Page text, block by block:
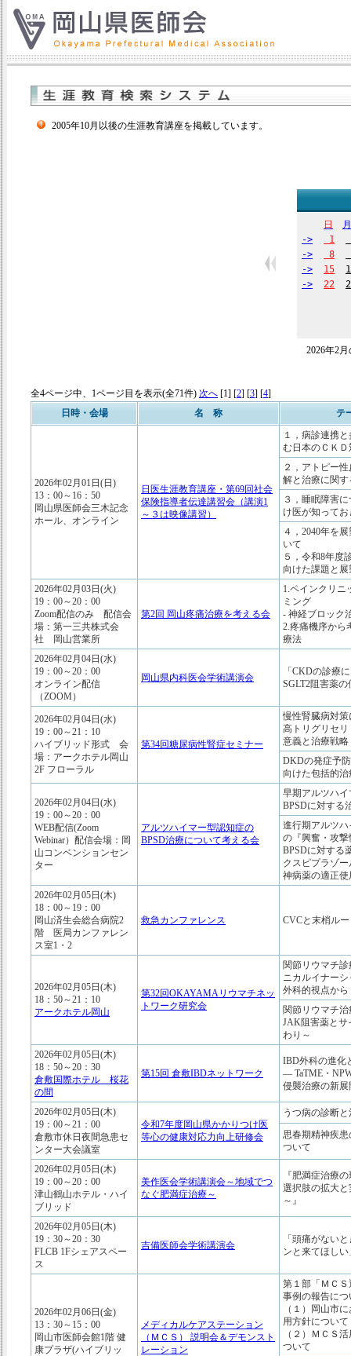
2005年10月以後の生涯教育講座を掲載しています。
日
月
->
1
->
8
->
15
->
22
2026年2
全4ページ中、1ページ目を表示(全71件) 次へ [1] [2] [3] [4]
日時・会場
名 称 テ
2026年02月01日(日)
13：00～16：50
岡山県医師会三木記念
ホール、オンライン
日医生涯教育講座・第69回社会
保険指導者伝達講習会（講演1
～３は映像講習）
１，病診連携
む日本のＣＫＤ
２，アトピー
解と治療に関
３，睡眠障害
け医が知って
４，2040年を
いて
５，令和8年度
向けた課題と展
2026年02月03日(火)
19：00～20：00
Zoom配信のみ 配信会
場：第一三共株式会
社 岡山営業所
第2回 岡山疼痛治療を考える会
1.ペインクリニ
ミング
- 神経ブロック
2.疼痛機序から
療法
2026年02月04日(水)
19：00～20：00
オンライン配信
（ZOOM）
岡山県内科医会学術講演会
「CKDの診療
SGLT2阻害薬
2026年02月04日(水)
19：00～21：10
ハイブリッド形式 会
場：アークホテル岡山
2F フローラル
第34回糖尿病性腎症セミナー
慢性腎臓病対策
高トリグリセ
意義と治療戦略
DKDの発症予
向けた包括的治
2026年02月04日(水)
19：00～20：00
WEB配信(Zoom
Webinar）配信会場：岡
山コンベンションセン
ター
アルツハイマー型認知症の
BPSD治療について考える会
早期アルツハ
BPSDに対する
進行期アルツ
の『興奮・攻
BPSDに対する
クスピプラゾ
神病薬の適正使
2026年02月05日(木)
18：00～19：00
岡山済生会総合病院2
階 医局カンファレン
ス室1・2
救急カンファレンス CVCと末梢ル
2026年02月05日(木)
18：50～21：10
アークホテル岡山
第32回OKAYAMAリウマチネッ
トワーク研究会
関節リウマチ
ニカルイナー
外科的視点から
関節リウマチ
JAK阻害薬とサ
わり～
2026年02月05日(木)
18：50～20：30
倉敷国際ホテル 桜花
の間
第15回 倉敷IBDネットワーク
IBD外科の進化
― TaTME・
侵襲治療の新
2026年02月05日(木)
19：00～21：00
倉敷市休日夜間急患セ
ンター大会議室
令和7年度岡山県かかりつけ医
等心の健康対応力向上研修会
うつ病の診断
思春期精神疾
ついて
2026年02月05日(木)
19：00～20：00
津山鶴山ホテル・ハイ
ブリッド
美作医会学術講演会～地域でつ
なぐ肥満症治療～
『肥満症治療
選択肢の拡大
～』
2026年02月05日(木)
19：30～20：30
FLCB 1Fシェアスペー
ス
吉備医師会学術講演会
「頭痛がない
ンと来てほしい
2026年02月06日(金)
13：30～15：00
岡山市医師会館1階 健
康プラザ(ハイブリッ
メディカルケアステーション
（ＭＣＳ） 説明会＆デモンスト
レーション
第１部「ＭＣ
事例の報告につ
（１）岡山市
用方針について
（２）ＭＣＳ
ついて